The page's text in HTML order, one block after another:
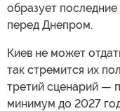
образует
перед Днепром.
Киев не может
так стремится их
третий сценарий —
минимум до 2027